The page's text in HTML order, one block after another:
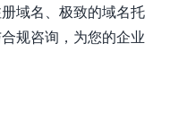
域名、极致的域名托
规咨询，为您的企业